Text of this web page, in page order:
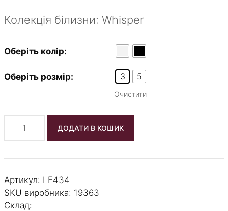
Колекція білизни: Whisper
Оберіть колір:
Оберіть розмір: 3 5
Очистити
сліпи
Lejaby
Whisper
кількість
ДОДАТИ В КОШИК
Артикул: LE434
SKU виробника: 19363
Склад: